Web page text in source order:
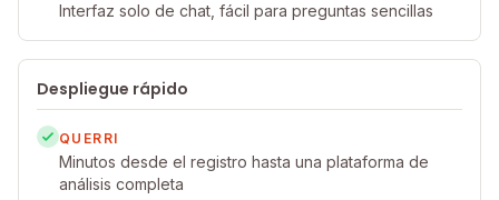
Interfaz solo de chat, fácil para preguntas sencillas
Despliegue rápido
QUERRI
Minutos desde el registro hasta una plataforma de
análisis completa